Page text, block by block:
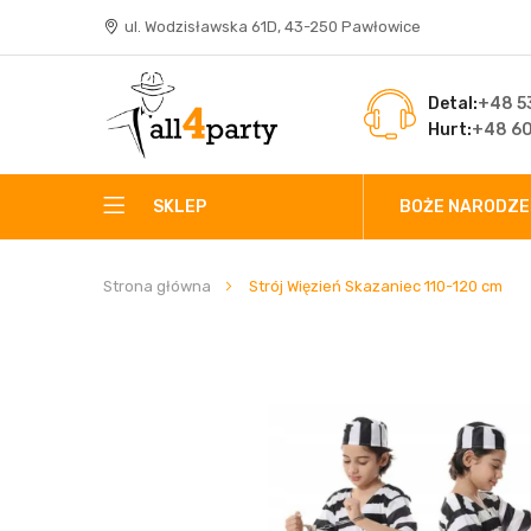
ul. Wodzisławska 61D, 43-250 Pawłowice
Detal:+48
Hurt:+48
SKLEP BOŻE
Strona główna Strój Więzień Skazaniec 110-120 cm